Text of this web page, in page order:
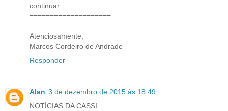
continuar
====================
Atenciosamente,
Marcos Cordeiro de Andrade
Responder
Alan 3 de dezembro de 2015 às 18:49
NOTÍCIAS DA CASSI